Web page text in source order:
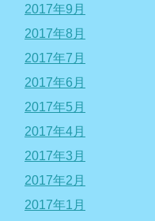
2017年9月
2017年8月
2017年7月
2017年6月
2017年5月
2017年4月
2017年3月
2017年2月
2017年1月